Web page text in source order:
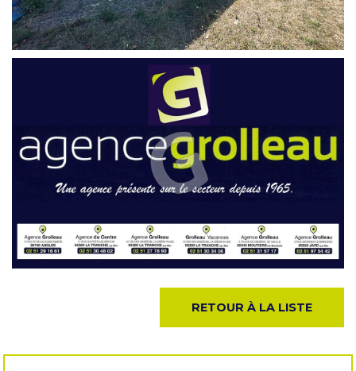
RETOUR À LA LISTE